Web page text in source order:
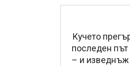
Кучето
последен
– и изведнъж